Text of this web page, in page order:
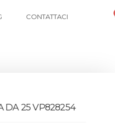
CONTATTACI
DA 25 VP828254